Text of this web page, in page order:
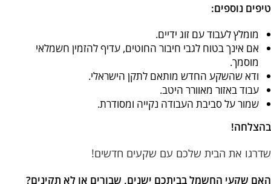
טיפים נוספים:
מומלץ לעבוד עם זוג ידיים.
אם אינך בטוח לגבי חיבור החוטים, עדיף להזמין חשמלאי
מוסמך.
ודא שהשקע החדש מותאם לתקן הישראלי.
עבוד באזור מאוורר היטב.
שמור על סביבת העבודה נקייה ומסודרת.
בהצלחה!
שדרגו את הבית שלכם עם שקעים חדשים!
האם שקעי החשמל בביתכם ישנים, שבורים או לא תקינים?